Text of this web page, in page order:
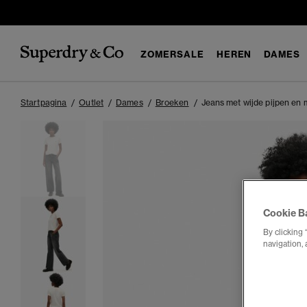
ZOMERSALE HEREN DAMES
Startpagina Outlet Dames Broeken Jeans met wijde pijpen en
Cookie
By clicking
navigation,